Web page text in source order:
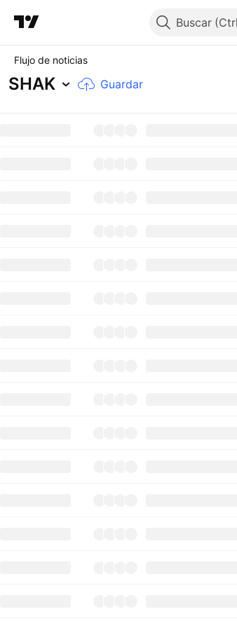
Buscar
Flujo de noticias
SHAK Guardar